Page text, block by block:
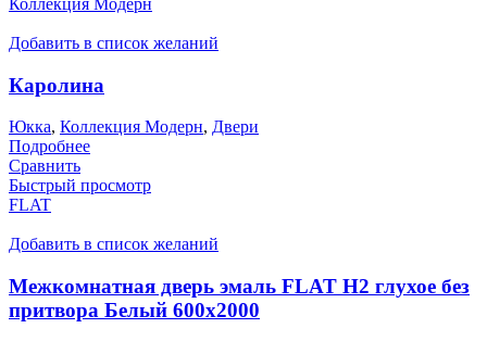
Добавить в список желаний
Каролина
Юкка, Коллекция Модерн, Двери
Подробнее
Сравнить
Быстрый просмотр
FLAT
Добавить в список желаний
Межкомнатная дверь эмаль FLAT H2 глухое без
притвора Белый 600х2000